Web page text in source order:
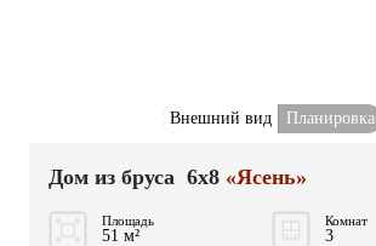
Внешний вид Планировка
Дом из бруса 6x8 «Ясень»
Площадь
51 м²
Комнат
3